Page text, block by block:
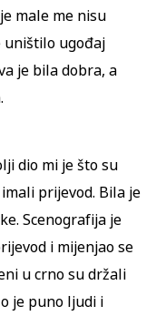
male me nisu
uništilo ugođaj
je bila dobra, a
dio mi je što su
prijevod. Bila je
Scenografija je
i mijenjao se
u crno su držali
je puno ljudi i